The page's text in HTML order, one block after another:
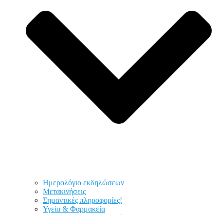
Ημερολόγιο εκδηλώσεων
Μετακινήσεις
Σημαντικές πληροφορίες!
Υγεία & Φαρμακεία